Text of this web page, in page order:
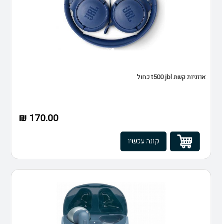
אוזניות קשת t500 jbl כחול
170.00 ₪
קונה עכשיו